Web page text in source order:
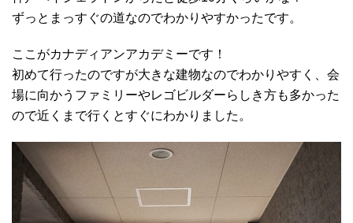
ずっとまっすぐの道なのでわかりやすかったです。
ここがカナディアンアカデミーです！
初めて行ったのですが大きな建物なのでわかりやすく、会
場に向かうファミリーやレゴビルダーらしき方も多かった
ので近くまで行くとすぐにわかりました。